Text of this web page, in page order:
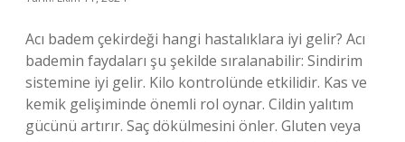
Acı badem çekirdeği hangi hastalıklara iyi gelir? Acı
bademin faydaları şu şekilde sıralanabilir: Sindirim
sistemine iyi gelir. Kilo kontrolünde etkilidir. Kas ve
kemik gelişiminde önemli rol oynar. Cildin yalıtım
gücünü artırır. Saç dökülmesini önler. Gluten veya